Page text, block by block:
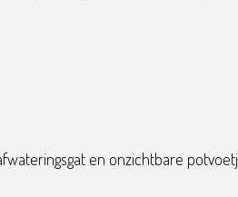
en onzichtbare